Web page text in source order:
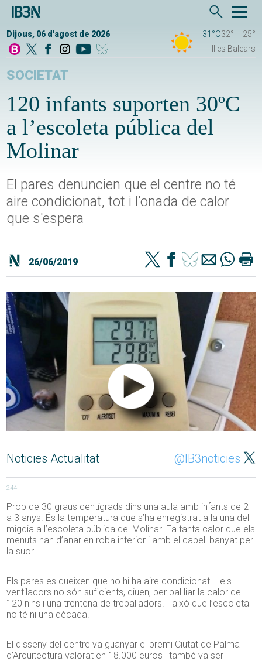
Dijous, 06 d'agost de 2026 31°C32°
25°
Illes Balears
SOCIETAT
120 infants suporten 30ºC
a l’escoleta pública del
Molinar
El pares denuncien que el centre no té
aire condicionat, tot i l'onada de calor
que s'espera
26/06/2019
Noticies Actualitat @IB3noticies
244
Prop de 30 graus centígrads dins una aula amb infants de 2
a 3 anys. És la temperatura que s’ha enregistrat a la una del
migdia a l’escoleta pública del Molinar. Fa tanta calor que els
menuts han d’anar en roba interior i amb el cabell banyat per
la suor.
Els pares es queixen que no hi ha aire condicionat. I els
ventiladors no són suficients, diuen, per pal·liar la calor de
120 nins i una trentena de treballadors. I això que l’escoleta
no té ni una dècada.
El disseny del centre va guanyar el premi Ciutat de Palma
d’Arquitectura valorat en 18.000 euros i també va ser